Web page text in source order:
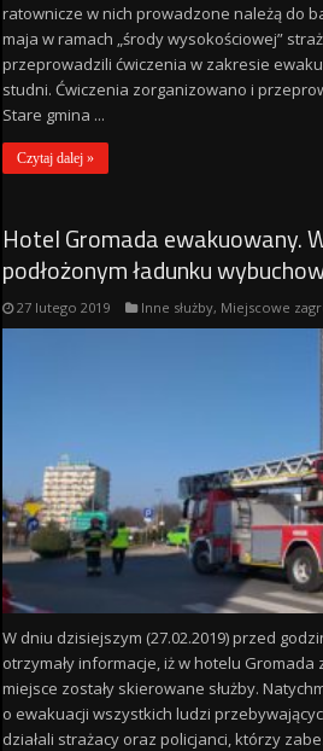
ratownicze w nich prowadzone należą do
maja w ramach „środy wysokościowej”
przeprowadzili ćwiczenia w zakresie
studni. Ćwiczenia zorganizowano i
Stare gmina ...
Czytaj dalej »
Hotel Gromada ewakuowany.
podłożonym ładunku
27 lutego 2019 Inne służby, Miejscowe
W dniu dzisiejszym (27.02.2019) przed
otrzymały informacje, iż w hotelu Gromada
miejsce zostały skierowane służby.
o ewakuacji wszystkich ludzi
działali strażacy oraz policjanci, którzy